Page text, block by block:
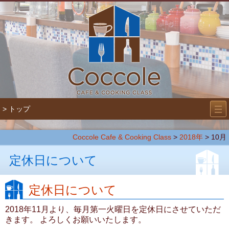
> トップ ―
―
―
Coccole Cafe & Cooking Class > 2018年 > 10月
定休日について
定休日について
2018年11月より、毎月第一火曜日を定休日にさせていただ
きます。 よろしくお願いいたします。